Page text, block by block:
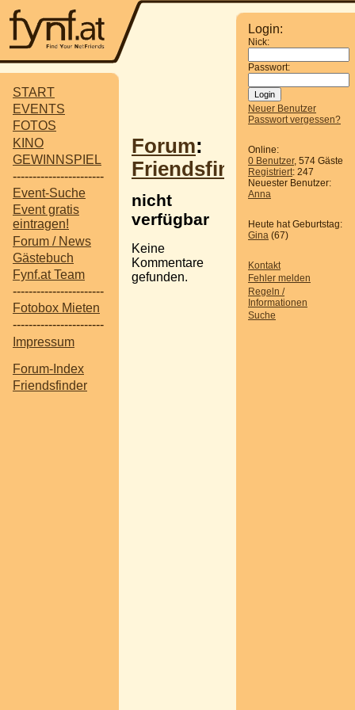
START
EVENTS
FOTOS
KINO
GEWINNSPIEL
-----------------------
Event-Suche
Event gratis
eintragen!
Forum / News
Gästebuch
Fynf.at Team
-----------------------
Fotobox Mieten
-----------------------
Impressum
Forum-Index
Friendsfinder
Login:
Nick:
Passwort:
Neuer Benutzer
Passwort vergessen?
Online:
0 Benutzer, 574 Gäste
Registriert: 247
Neuester Benutzer:
Anna
Heute hat Geburtstag:
Gina (67)
Kontakt
Fehler melden
Regeln /
Informationen
Suche
Forum:
Friendsfinder
nicht
verfügbar
Keine
Kommentare
gefunden.